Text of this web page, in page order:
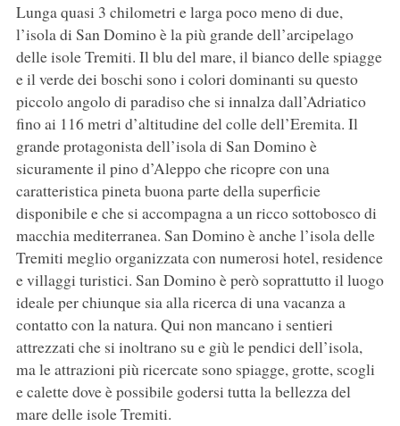
Lunga quasi 3 chilometri e larga poco meno di due,
l’isola di San Domino è la più grande dell’arcipelago
delle isole Tremiti. Il blu del mare, il bianco delle spiagge
e il verde dei boschi sono i colori dominanti su questo
piccolo angolo di paradiso che si innalza dall’Adriatico
fino ai 116 metri d’altitudine del colle dell’Eremita. Il
grande protagonista dell’isola di San Domino è
sicuramente il pino d’Aleppo che ricopre con una
caratteristica pineta buona parte della superficie
disponibile e che si accompagna a un ricco sottobosco di
macchia mediterranea. San Domino è anche l’isola delle
Tremiti meglio organizzata con numerosi hotel, residence
e villaggi turistici. San Domino è però soprattutto il luogo
ideale per chiunque sia alla ricerca di una vacanza a
contatto con la natura. Qui non mancano i sentieri
attrezzati che si inoltrano su e giù le pendici dell’isola,
ma le attrazioni più ricercate sono spiagge, grotte, scogli
e calette dove è possibile godersi tutta la bellezza del
mare delle isole Tremiti.